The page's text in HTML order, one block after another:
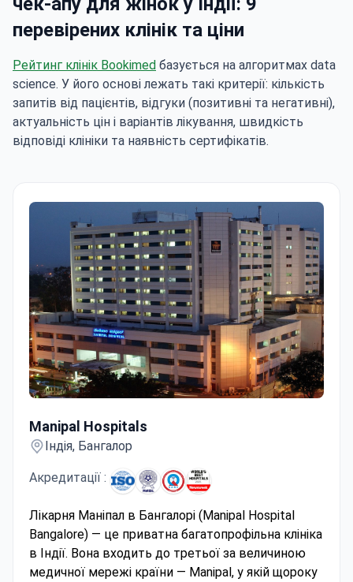
перевірених клінік та ціни
Рейтинг клінік Bookimed базується на алгоритмах data
science. У його основі лежать такі критерії: кількість
запитів від пацієнтів, відгуки (позитивні та негативні),
актуальність цін і варіантів лікування, швидкість
відповіді клініки та наявність сертифікатів.
Manipal Hospitals
Індія, Бангалор
Акредитації :
Лікарня Маніпал в Бангалорі (Manipal Hospital
Bangalore) — це приватна багатопрофільна клініка
в Індії. Вона входить до третьої за величиною
медичної мережі країни — Manipal, у якій щороку